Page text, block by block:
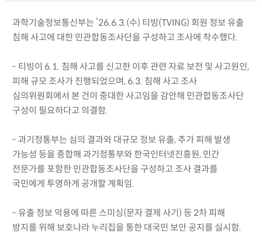
과학기술정보통신부는 ’26.6.3.(수) 티빙(TVING) 회원 정보 유출
침해 사고에 대한 민관합동조사단을 구성하고 조사에 착수했다.
- 티빙이 6.1. 침해 사고를 신고한 이후 관련 자료 보전 및 사고원인,
피해 규모 조사가 진행되었으며, 6.3. 침해 사고 조사
심의위원회에서 본 건이 중대한 사고임을 감안해 민관합동조사단
구성이 필요하다고 의결함.
- 과기정통부는 심의 결과와 대규모 정보 유출, 추가 피해 발생
가능성 등을 종합해 과기정통부와 한국인터넷진흥원, 민간
전문가를 포함한 민관합동조사단을 구성하고 조사 결과를
국민에게 투명하게 공개할 계획임.
- 유출 정보 악용에 따른 스미싱(문자 결제 사기) 등 2차 피해
방지를 위해 보호나라 누리집을 통한 대국민 보안 공지를 실시함.